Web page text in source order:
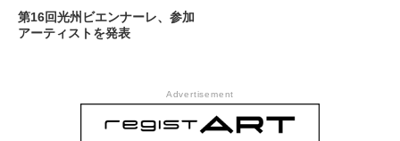
第16回光州ビエンナーレ、参加
アーティストを発表
Advertisement